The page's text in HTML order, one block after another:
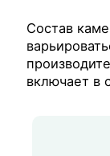
Состав
включает в